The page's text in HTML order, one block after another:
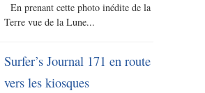
En prenant cette photo inédite de la
Terre vue de la Lune...
Surfer’s Journal 171 en route
vers les kiosques